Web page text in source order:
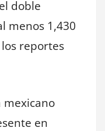
doble
menos 1,430
reportes
mexicano
en